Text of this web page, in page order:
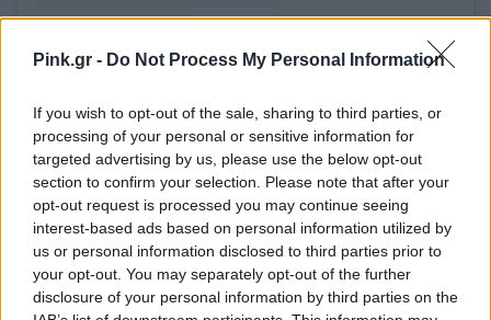
Pink.gr - Do Not Process My Personal Information
If you wish to opt-out of the sale, sharing to third parties, or
processing of your personal or sensitive information for
targeted advertising by us, please use the below opt-out
section to confirm your selection. Please note that after your
opt-out request is processed you may continue seeing
interest-based ads based on personal information utilized by
us or personal information disclosed to third parties prior to
your opt-out. You may separately opt-out of the further
disclosure of your personal information by third parties on the
[ΠΗΓΗ]
ΔΙΑΦΗΜΙΣΗ